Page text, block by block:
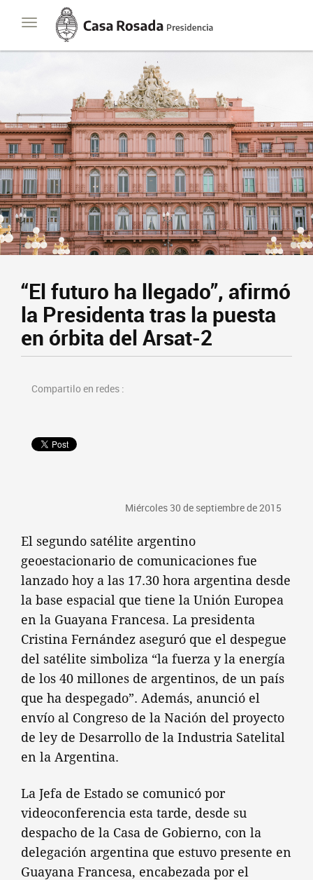
Toggle
navigation
Casa
Rosada
Presidencia
de
“El futuro ha llegado”, afirmó
la Presidenta tras la puesta
en órbita del Arsat-2
Compartilo en redes :
Miércoles 30 de septiembre de 2015
El segundo satélite argentino
geoestacionario de comunicaciones fue
lanzado hoy a las 17.30 hora argentina desde
la base espacial que tiene la Unión Europea
en la Guayana Francesa. La presidenta
Cristina Fernández aseguró que el despegue
del satélite simboliza “la fuerza y la energía
de los 40 millones de argentinos, de un país
que ha despegado”. Además, anunció el
envío al Congreso de la Nación del proyecto
de ley de Desarrollo de la Industria Satelital
en la Argentina.
La Jefa de Estado se comunicó por
videoconferencia esta tarde, desde su
despacho de la Casa de Gobierno, con la
delegación argentina que estuvo presente en
Guayana Francesa, encabezada por el